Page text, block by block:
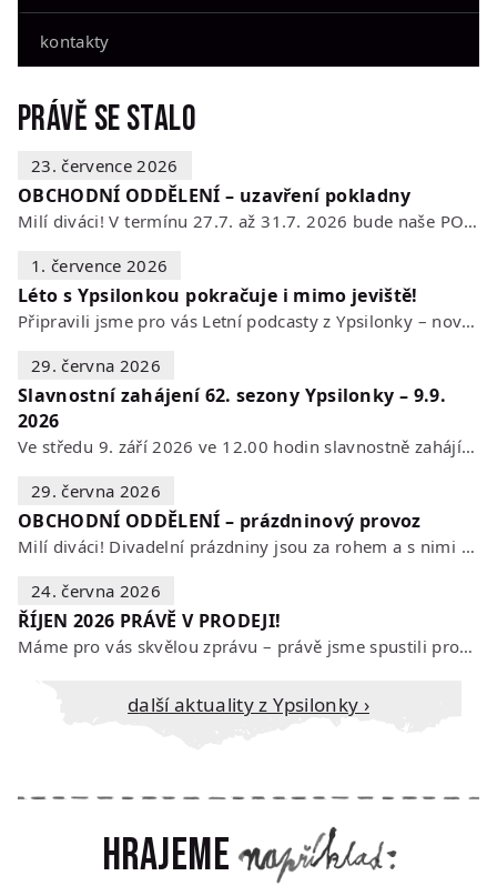
kontakty
Právě se stalo
23. července 2026
OBCHODNÍ ODDĚLENÍ – uzavření pokladny
Milí diváci! V termínu 27.7. až 31.7. 2026 bude naše POKLADNA z technických…
1. července 2026
Léto s Ypsilonkou pokračuje i mimo jeviště!
Připravili jsme pro vás Letní podcasty z Ypsilonky – novou sérii rozhovorů s…
29. června 2026
Slavnostní zahájení 62. sezony Ypsilonky – 9.9.
2026
Ve středu 9. září 2026 ve 12.00 hodin slavnostně zahájíme novou divadelní…
29. června 2026
OBCHODNÍ ODDĚLENÍ – prázdninový provoz
Milí diváci! Divadelní prázdniny jsou za rohem a s nimi se mění i otevírací…
24. června 2026
ŘÍJEN 2026 PRÁVĚ V PRODEJI!
Máme pro vás skvělou zprávu – právě jsme spustili prodej vstupenek na říjen…
Další aktuality z Ypsilonky ›
Hrajeme